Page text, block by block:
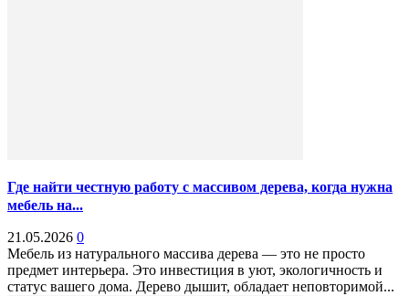
Где найти честную работу с массивом дерева, когда нужна
мебель на...
21.05.2026 0
Мебель из натурального массива дерева — это не просто
предмет интерьера. Это инвестиция в уют, экологичность и
статус вашего дома. Дерево дышит, обладает неповторимой...